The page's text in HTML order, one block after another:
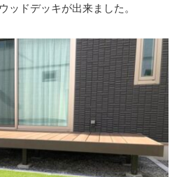
ッドデッキが出来ました。